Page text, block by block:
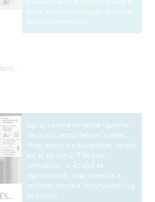
stílus is kulcsfontosságú. Amerikai
konyhás elrendezés...
Egy új konyha tervezése izgalmas,
de olykor ijesztő feladat is lehet.
Hogy elkerüld a buktatókat, kövesd
ezt az egyszerű, 5 lépéses
útmutatót! 1. Az első és
legfontosabb, hogy lemérjük a
területet, ahova a konyhabútor fog
be kerülni....